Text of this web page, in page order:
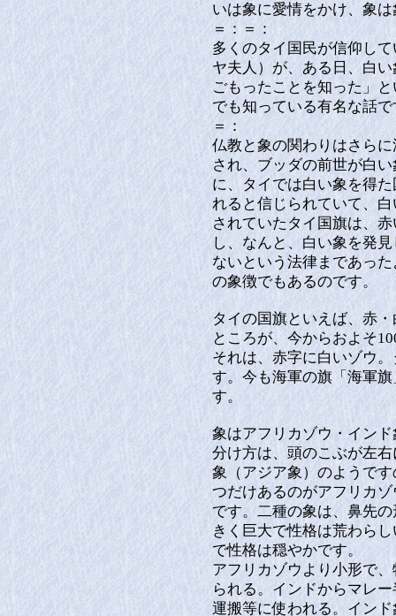
いは象に愛情をかけ、象
＝：＝：
多くのタイ国民が信仰し
ヤ夫人）が、ある日、白
ごもったことを知った」
でも知っている有名な話で
＝：
仏教と象の関わりはさら
され、ブッダの前世が白
に、タイでは白い象を得
れると信じられていて、
されていたタイ国旗は、
し、なんと、白い象を発
ないという法律まであっ
の象徴でもあるのです。
タイの国旗といえば、赤
ところが、今からおよそ
それは、赤字に白いゾウ
す。今も海軍の旗「海軍
す。
象はアフリカゾウ・イン
分け方は、頭のこぶが左
象（アジア象）のようで
つだけあるのがアフリカ
です。二種の象は、鼻先
きく巨大で性格は荒わら
で性格は穏やかです。
アフリカゾウより小形で
られる。インドからマレ
運搬等に使われる。イン